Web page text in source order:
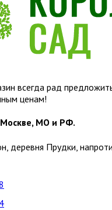
всегда рад
ценам!
Москве, МО и РФ.
деревня Прудки,